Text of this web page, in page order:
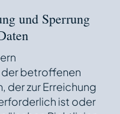
und Sperrung
betroffenen
der zur Erreichung
ist oder